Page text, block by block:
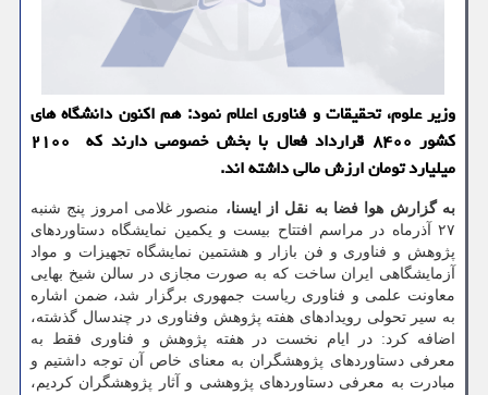
وزیر علوم، تحقیقات و فناوری اعلام نمود: هم اکنون دانشگاه های
کشور ۸۴۰۰ قرارداد فعال با بخش خصوصی دارند که ۲۱۰۰
میلیارد تومان ارزش مالی داشته اند.
به گزارش هوا فضا به نقل از ایسنا، منصور غلامی امروز پنج شنبه
۲۷ آذرماه در مراسم افتتاح بیست و یکمین نمایشگاه دستاوردهای
پژوهش و فناوری و فن بازار و هشتمین نمایشگاه تجهیزات و مواد
آزمایشگاهی ایران ساخت که به صورت مجازی در سالن شیخ بهایی
معاونت علمی و فناوری ریاست جمهوری برگزار شد، ضمن اشاره
به سیر تحولی رویدادهای هفته پژوهش وفناوری در چندسال گذشته،
اضافه کرد: در ایام نخست در هفته پژوهش و فناوری فقط به
معرفی دستاوردهای پژوهشگران به معنای خاص آن توجه داشتیم و
مبادرت به معرفی دستاوردهای پژوهشی و آثار پژوهشگران کردیم،